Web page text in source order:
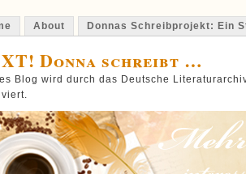
About Donnas Schreibprojekt: Ein
Donna schreibt …
Blog wird durch das Deutsche